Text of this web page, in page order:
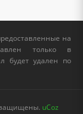
на
только в
будет удален по
защищены. uCoz